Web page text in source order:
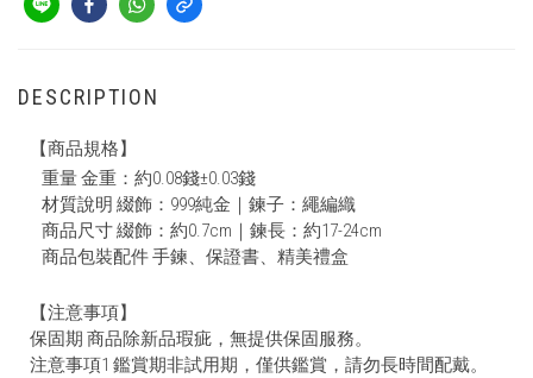
DESCRIPTION
【商品規格】
重量 金重：約0.08錢±0.03錢
材質說明 綴飾：999純金｜鍊子：繩編織
商品尺寸 綴飾：約0.7cm｜鍊長：約17-24cm
商品包裝配件 手鍊、保證書、精美禮盒
【注意事項】
保固期 商品除新品瑕疵，無提供保固服務。
注意事項1 鑑賞期非試用期，僅供鑑賞，請勿長時間配戴。